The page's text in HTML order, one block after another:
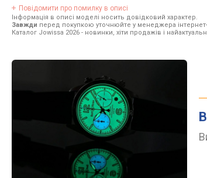
Повідомити про помилку в описі
Інформація в описі моделі носить довідковий характер.
Завжди перед покупкою уточнюйте у менеджера
Каталог Jowissa 2026 - новинки, хіти продажів і